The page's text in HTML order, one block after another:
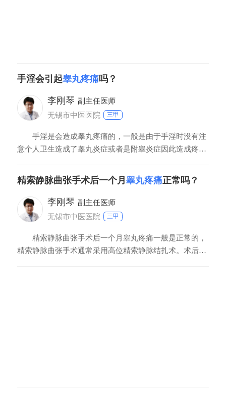
手淫会引起睾丸疼痛吗？
李刚琴 副主任医师
无锡市中医医院
三甲
手淫是会造成睾丸疼痛的，一般是由于手淫时没有注
意个人卫生造成了睾丸炎症或者是附睾炎症因此造成疼
物进行治疗，最近注意饮食清淡，以后需要戒掉手淫。最
近不要发生性生活。
精索静脉曲张手术后一个月 睾丸疼痛正常吗？
李刚琴 副主任医师
无锡市中医医院
三甲
精索静脉曲张手术后一个月睾丸疼痛一般是正常的，
精索静脉曲张手术通常采用高位精索静脉结扎术。术后短